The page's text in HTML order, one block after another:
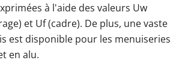
à l'aide des valeurs Uw
et Uf (cadre). De plus, une vaste
est disponible pour les menuiseries
en alu.